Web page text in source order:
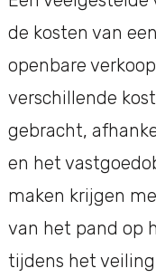
de kosten van
openbare
verschillende
gebracht,
en het
maken krijgen
van het pand op
tijdens het